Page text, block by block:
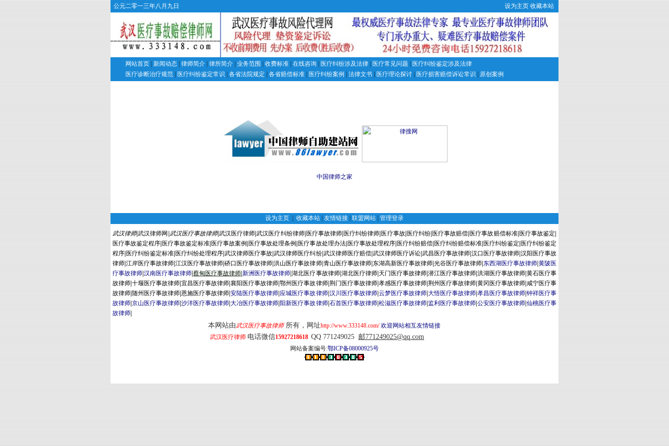
公元二零一三年八月九日 设为主页 收藏本站
网站首页 新闻动态 律师简介 律所简介 业务范围 收费标准 在线咨询 医疗纠纷涉及法律 医疗常见问题
医疗纠纷鉴定涉及法律
医疗诊断治疗规范
医疗纠纷鉴定常识 各省法院规定 各省赔偿标准 医疗纠纷案例 法律文书 医疗理论探讨 医疗损害赔偿诉讼常识 原创案例
中国律师之家
设为主页 收藏本站 友情链接 联盟网站 管理登录
武汉律师|武汉律师网 武汉医疗事故律师|武汉医疗律师 |武汉医疗纠纷律师| 医疗事故律师 医疗纠纷律师 医疗事故| 医疗纠纷| 医疗事故赔偿 医疗事故赔偿标准| 医疗事故鉴定
医疗事故鉴定程序 医疗事故鉴定标准 医疗事故案例 医疗事故处理条例 医疗事故处理办法| 医疗事故处理程序| 医疗纠纷赔偿| 医疗纠纷赔偿标准| 医疗纠纷鉴定 医疗纠纷鉴定
程序 医疗纠纷鉴定标准 医疗纠纷处理程序 |武汉律师医疗事故 |武汉律师医疗纠纷| 武汉律师医疗赔偿| 武汉律师医疗诉讼| 武昌医疗事故律师| 汉口医疗事故律师 |汉阳医疗事故
律师 |江岸医疗事故律师 |江汉医疗事故律师 |硚口医疗事故律师 |洪山医疗事故律师| 青山医疗事故律师| 东湖高新医疗事故律师| 光谷医疗事故律师| 东西湖医疗事故律师 |黄陂医
疗事故律师 |汉南医疗事故律师 |蔡甸 医疗事故律师 |新洲医疗事故律师 |湖北医疗事故律师| 湖北医疗律师| 天门医疗事故律师| 潜江医疗事故律师| 洪湖医疗事故律师 |黄石医疗事
故律师 |十堰医疗事故律师 |宜昌医疗事故律师 |襄阳医疗事故律师 |鄂州医疗事故律师| 荆门医疗事故律师| 孝感医疗事故律师| 荆州医疗事故律师| 黄冈医疗事故律师 咸宁医疗事
故律师 随州医疗事故律师 |恩施医疗事故律师 |安陆医疗事故律师 |应城医疗事故律师| 汉川医疗事故律师| 云梦医疗事故律师| 大悟医疗事故律师| 孝昌医疗事故律师 |钟祥医疗事
故律师 |京山医疗事故律师 |沙洋医疗事故律师 |大冶医疗事故律师 阳新医疗事故律师| 石首医疗事故律师| 松滋医疗事故律师| 监利医疗事故律师| 公安医疗事故律师 |仙桃医疗事
故律师
本网站由武汉医疗事故律师 所有，网址http://www.333148.com/欢迎网站相互友情链接
武汉医疗律师 电话微信15927218618 QQ 771249025 邮771249025@qq.com
网站备案编号:鄂ICP备08000925号